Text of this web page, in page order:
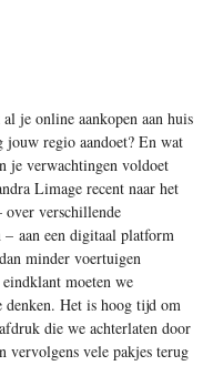
je online aankopen aan huis
jouw regio aandoet? En wat
je verwachtingen voldoet
Limage recent naar het
over verschillende
– aan een digitaal platform
minder voertuigen
moeten we
denken. Het is hoog tijd om
die we achterlaten door
vervolgens vele pakjes terug